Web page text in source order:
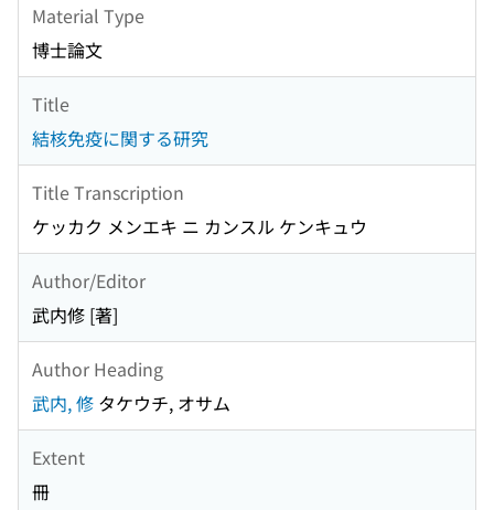
Material Type
博士論文
Title
結核免疫に関する研究
Title Transcription
ケッカク メンエキ ニ カンスル ケンキュウ
Author/Editor
武内修 [著]
Author Heading
武内, 修 タケウチ, オサム
Extent
冊